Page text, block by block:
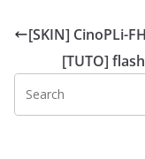
[SKIN] CinoPLi-
[TUTO]